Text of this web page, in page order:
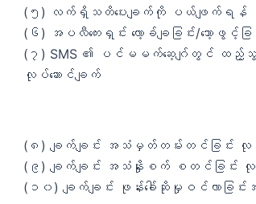
(၅) လက်ရှိသတိပေးချက်ကို ပယ်ဖျက်ရ
(၆) အပလီကေးရှင်း လော့ခ်ချခြင်း/သော့ဖွင့်
(၇) SMS ၏ ပင်မမက်ဆေ့ဂျ်တွင် ထည့်သွင်း
လုပ်ဆောင်ချက်
(၈) ချက်ချင်း အသံမှတ်တမ်းတင်ခြင်း
(၉) ချက်ချင်း အသံနှိုးစက် စတင်ခြင်း
(၁၀) ချက်ချင်း ဖုန်းခေါ်ဆိုမှုဝင်လာခြ